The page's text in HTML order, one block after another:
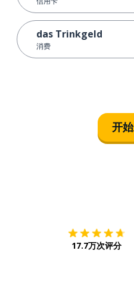
das Trinkgeld
消费
开
17.7万次评分